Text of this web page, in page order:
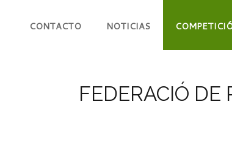
CONTACTO NOTICIAS
FEDERACIÓ DE